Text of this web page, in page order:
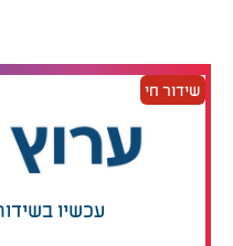
שידור חי
עכשיו